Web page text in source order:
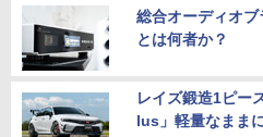
総合オーディオ
とは何者か？
レイズ鍛造1ピー
lus」軽量なまま